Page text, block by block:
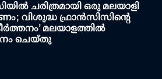
ചരിത്രമായി ഒരു മലയാളി
വിശുദ്ധ ഫ്രാൻസിസിന്റെ
മലയാളത്തിൽ
ചെയ്തു